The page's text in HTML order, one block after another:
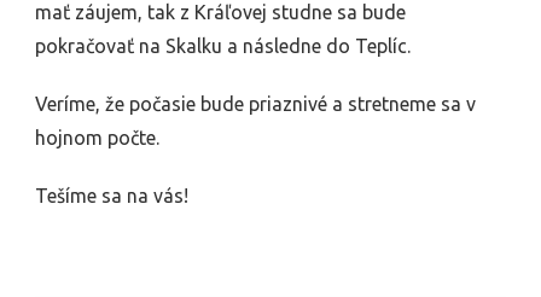
mať záujem, tak z Kráľovej studne sa bude
pokračovať na Skalku a následne do Teplíc.
Veríme, že počasie bude priaznivé a stretneme sa v
hojnom počte.
Tešíme sa na vás!